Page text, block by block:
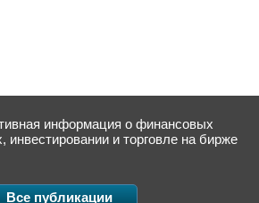
информация о финансовых
инвестировании и торговле на бирже
Все публикации